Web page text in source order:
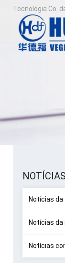
Tecnologia Co.
NOTÍCIAS
Notícias
Notícias
Notícias